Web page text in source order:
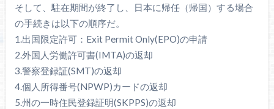
そして、駐在期間が終了し、日本に帰任（帰国）する場合
の手続きは以下の順序だ。
1.出国限定許可：Exit Permit Only(EPO)の申請
2.外国人労働許可書(IMTA)の返却
3.警察登録証(SMT)の返却
4.個人所得番号(NPWP)カードの返却
5.州の一時住民登録証明(SKPPS)の返却